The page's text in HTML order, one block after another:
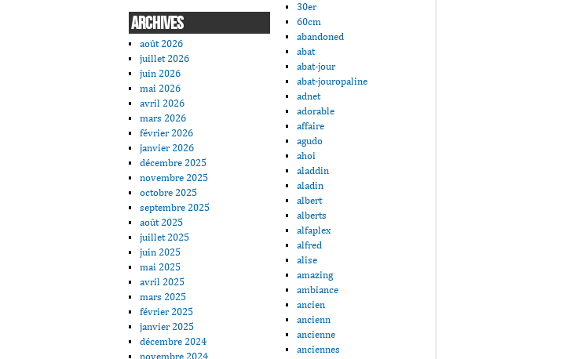
ARCHIVES
août 2026
juillet 2026
juin 2026
mai 2026
avril 2026
mars 2026
février 2026
janvier 2026
décembre 2025
novembre 2025
octobre 2025
septembre 2025
août 2025
juillet 2025
juin 2025
mai 2025
avril 2025
mars 2025
février 2025
janvier 2025
décembre 2024
novembre 2024
30er
60cm
abandoned
abat
abat-jour
abat-jouropaline
adnet
adorable
affaire
agudo
ahoi
aladdin
aladin
albert
alberts
alfaplex
alfred
alise
amazing
ambiance
ancien
ancienn
ancienne
anciennes